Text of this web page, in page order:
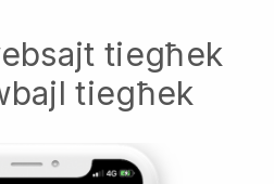
tiegħek
tiegħek